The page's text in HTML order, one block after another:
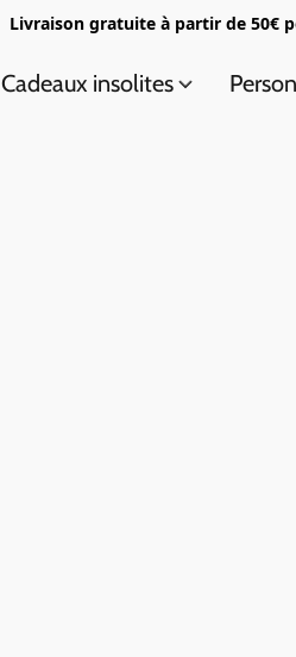
Livraison gratuite à partir de 50€
Cadeaux insolites